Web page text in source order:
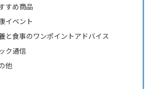
すめ商品
イベント
と食事のワンポイントアドバイス
ク通信
他